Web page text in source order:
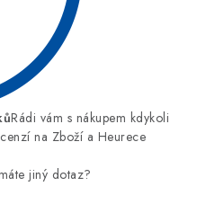
Rádi vám s nákupem kdykoli
na Zboží a Heurece
jiný dotaz?